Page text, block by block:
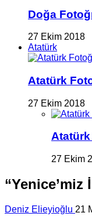
Doğa
27 Ekim 2018
Atatürk
Atatürk
27 Ekim 2018
Atatürk
27 Ekim
“Yenice’miz
Deniz Elieyioğlu 21